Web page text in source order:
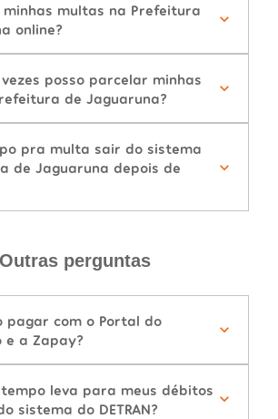
minhas multas na Prefeitura
online?
posso parcelar minhas
de Jaguaruna?
pra multa sair do sistema
de Jaguaruna depois de
Outras perguntas
pagar com o Portal do
e a Zapay?
leva para meus débitos
sistema do DETRAN?